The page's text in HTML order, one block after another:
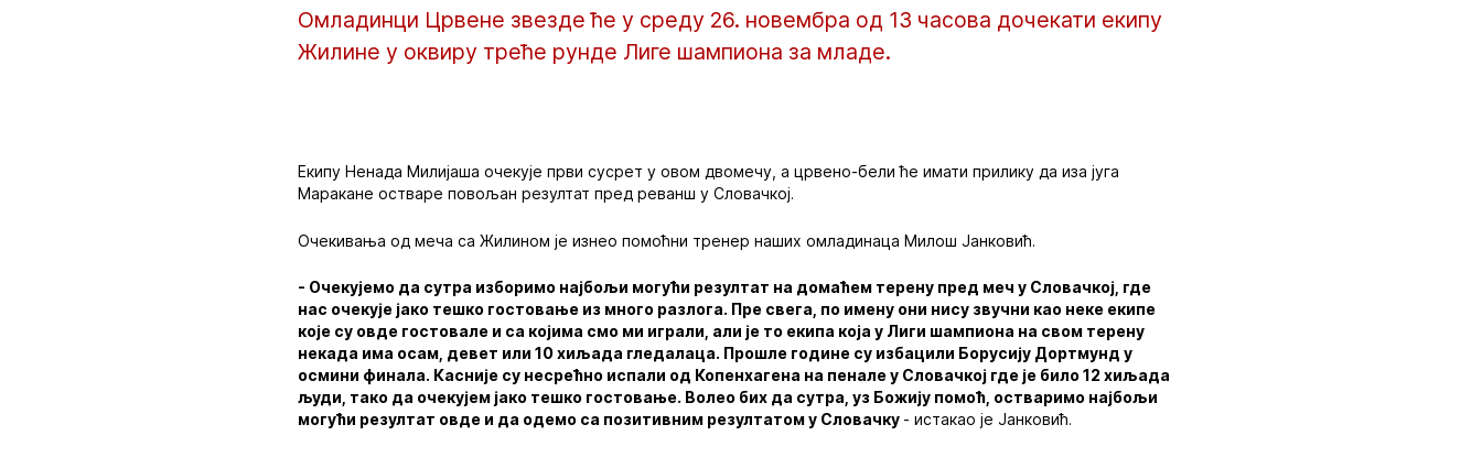
Омладинци Црвене звезде ће у среду 26. новембра од 13 часова дочекати екипу
Жилине у оквиру треће рунде Лиге шампиона за младе.
Екипу Ненада Милијаша очекује први сусрет у овом двомечу, а црвено-бели ће имати прилику да иза југа
Маракане остваре повољан резултат пред реванш у Словачкој.
Очекивања од меча са Жилином је изнео помоћни тренер наших омладинаца Милош Јанковић.
- Очекујемо да сутра изборимо најбољи могући резултат на домаћем терену пред меч у Словачкој, где
нас очекује јако тешко гостовање из много разлога. Пре свега, по имену они нису звучни као неке екипе
које су овде гостовале и са којима смо ми играли, али је то екипа која у Лиги шампиона на свом терену
некада има осам, девет или 10 хиљада гледалаца. Прошле године су избацили Борусију Дортмунд у
осмини финала. Касније су несрећно испали од Копенхагена на пенале у Словачкој где је било 12 хиљада
људи, тако да очекујем јако тешко гостовање. Волео бих да сутра, уз Божију помоћ, остваримо најбољи
могући резултат овде и да одемо са позитивним резултатом у Словачку - истакао је Јанковић.